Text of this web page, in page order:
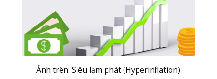
Ảnh trên: Siêu lạm phát (Hyperinflation)